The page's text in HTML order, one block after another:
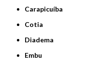
Carapicuíba
Cotia
Diadema
Embu